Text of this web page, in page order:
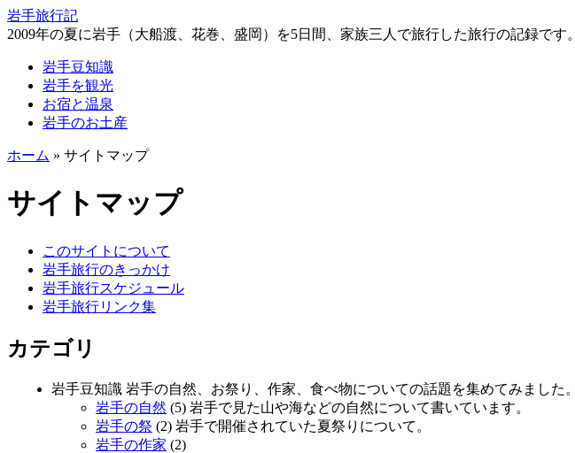
岩手旅行記
2009年の夏に岩手（大船渡、花巻、盛岡）を5日間、家族三人で旅行した旅行の記録です。
岩手豆知識
岩手を観光
お宿と温泉
岩手のお土産
ホーム » サイトマップ
サイトマップ
このサイトについて
岩手旅行のきっかけ
岩手旅行スケジュール
岩手旅行リンク集
カテゴリ
岩手豆知識 岩手の自然、お祭り、作家、食べ物についての話題を集めてみました。
岩手の自然 (5) 岩手で見た山や海などの自然について書いています。
岩手の祭 (2) 岩手で開催されていた夏祭りについて。
岩手の作家 (2)